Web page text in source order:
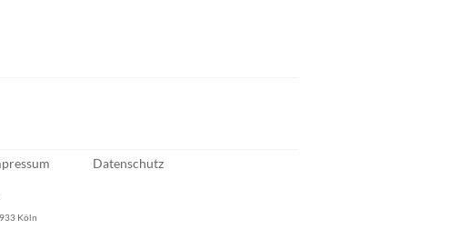
Datenschutz
Köln